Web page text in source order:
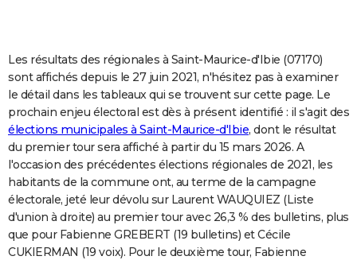
S'inscrire
Se connecter
Lycées
Collèges
Primaires
Universités
Entreprises
Service militaire
Avis de recherche
AVIS DE DÉCÈS
FORUM
Bricolage
Lifestyle
Culture
Sport
Auto
Television
Voyage
Cinema
Les résultats des régionales à Saint-Maurice-d'Ibie (07170)
sont affichés depuis le 27 juin 2021, n'hésitez pas à examiner
le détail dans les tableaux qui se trouvent sur cette page. Le
prochain enjeu électoral est dès à présent identifié : il s'agit des
élections municipales à Saint-Maurice-d'Ibie, dont le résultat
du premier tour sera affiché à partir du 15 mars 2026. A
l'occasion des précédentes élections régionales de 2021, les
habitants de la commune ont, au terme de la campagne
électorale, jeté leur dévolu sur Laurent WAUQUIEZ (Liste
d'union à droite) au premier tour avec 26,3 % des bulletins, plus
que pour Fabienne GREBERT (19 bulletins) et Cécile
CUKIERMAN (19 voix). Pour le deuxième tour, Fabienne